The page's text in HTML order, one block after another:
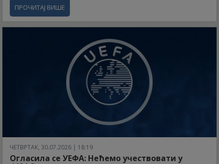
ПРОЧИТАЈ ВИШЕ
ЧЕТВРТАК, 30.07.2026 | 18:19
Огласила се УЕФА: Нећемо учествовати у